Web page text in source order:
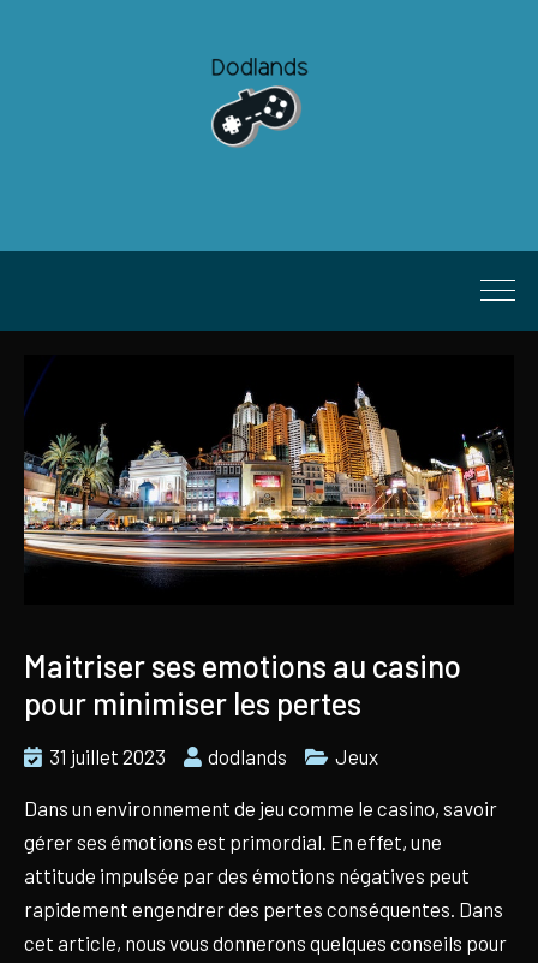
Maitriser ses emotions au casino
pour minimiser les pertes
31 juillet 2023 dodlands Jeux
Dans un environnement de jeu comme le casino, savoir
gérer ses émotions est primordial. En effet, une
attitude impulsée par des émotions négatives peut
rapidement engendrer des pertes conséquentes. Dans
cet article, nous vous donnerons quelques conseils pour